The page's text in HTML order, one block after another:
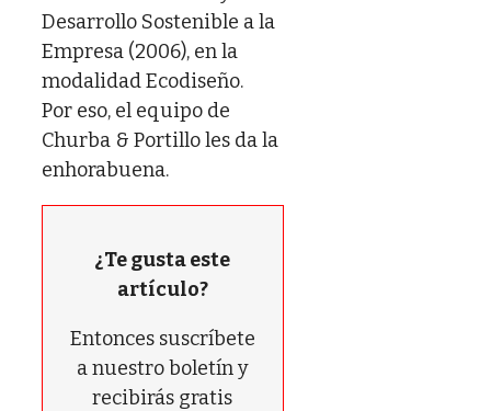
Desarrollo Sostenible a la
Empresa (2006), en la
modalidad Ecodiseño.
Por eso, el equipo de
Churba & Portillo les da la
enhorabuena.
¿Te gusta este
artículo?
Entonces suscríbete
a nuestro boletín y
recibirás gratis